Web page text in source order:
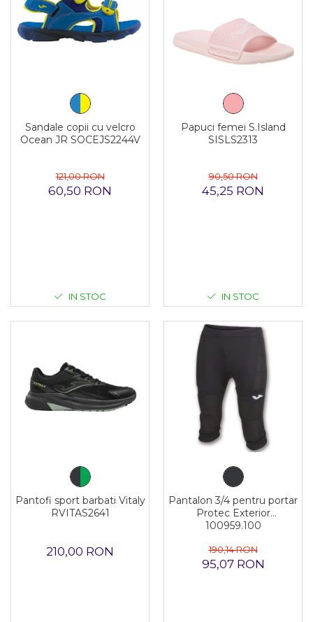
Sandale copii cu velcro
Ocean JR SOCEJS2244V
121,00 RON
60,50 RON
IN STOC
Papuci femei S.Island
SISLS2313
90,50 RON
45,25 RON
IN STOC
Pantofi sport barbati Vitaly
RVITAS2641
210,00 RON
Pantalon 3/4 pentru portar
Protec Exterior
100959.100
190,14 RON
95,07 RON